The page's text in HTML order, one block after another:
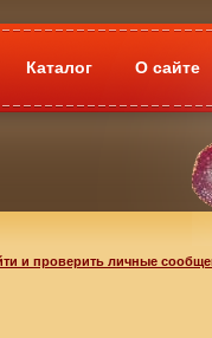
Каталог О сайте
и проверить личные